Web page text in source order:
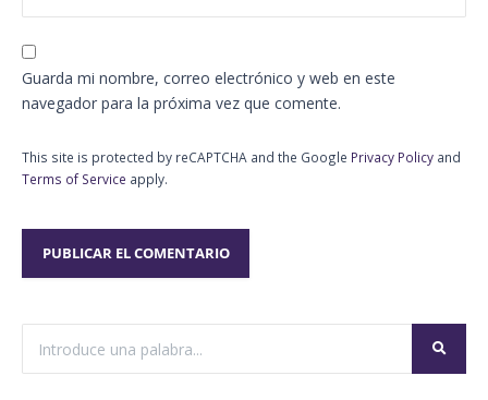
Guarda mi nombre, correo electrónico y web en este
navegador para la próxima vez que comente.
This site is protected by reCAPTCHA and the Google Privacy Policy and
Terms of Service apply.